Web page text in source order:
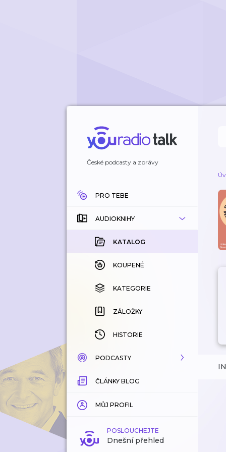
České podcasty a zprávy
PRO TEBE
AUDIOKNIHY
KATALOG
KOUPENÉ
KATEGORIE
ZÁLOŽKY
HISTORIE
PODCASTY
KATALOG
KATEGORIE
ZÁLOŽKY
ČLÁNKY BLOG
MŮJ PROFIL
POSLOUCHEJTE
Dnešní přehled